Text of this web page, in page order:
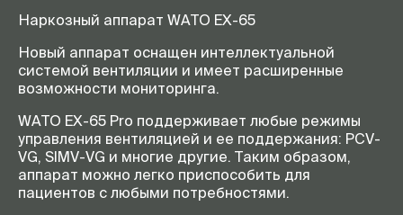
Режимы вентиляции
ручной, с контролем по объему
(VCV), с контролем по давлению
(PCV), вентиляция с
(PSV+апноэ), с регулируемым
давление и гарантированным
объемом (PCV-VG),
синхронизированная
перемежающаяся
Наркозный аппарат WATO EX-65
Новый аппарат оснащен интеллектуальной
системой вентиляции и имеет расширенные
возможности мониторинга.
WATO EX-65 Pro поддерживает любые режимы
управления вентиляцией и ее поддержания: PCV-
VG, SIMV-VG и многие другие. Таким образом,
аппарат можно легко приспособить для
пациентов с любыми потребностями.